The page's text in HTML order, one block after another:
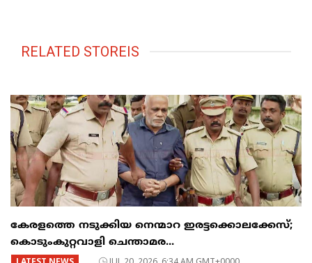
RELATED STOREIS
കേരളത്തെ നടുക്കിയ നെന്മാറ ഇരട്ടക്കൊലക്കേസ്;
കൊടുംകുറ്റവാളി ചെന്താമര...